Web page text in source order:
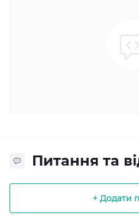
Питання та
+ Додати